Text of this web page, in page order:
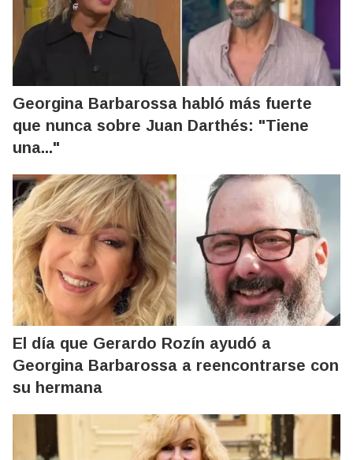
Georgina Barbarossa habló más fuerte
que nunca sobre Juan Darthés: "Tiene
una..."
El día que Gerardo Rozín ayudó a
Georgina Barbarossa a reencontrarse con
su hermana